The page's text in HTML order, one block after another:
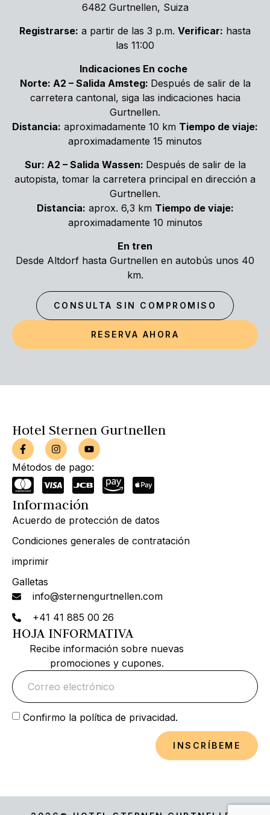
6482 Gurtnellen, Suiza
Registrarse: a partir de las 3 p.m. Verificar: hasta
las 11:00
Indicaciones En coche
Norte: A2 – Salida Amsteg: Después de salir de la
carretera cantonal, siga las indicaciones hacia
Gurtnellen.
Distancia: aproximadamente 10 km Tiempo de viaje:
aproximadamente 15 minutos
Sur: A2 – Salida Wassen: Después de salir de la
autopista, tomar la carretera principal en dirección a
Gurtnellen.
Distancia: aprox. 6,3 km Tiempo de viaje:
aproximadamente 10 minutos
En tren
Desde Altdorf hasta Gurtnellen en autobús unos 40
km.
CONSULTA SIN COMPROMISO
RESERVA AHORA
Hotel Sternen Gurtnellen
Métodos de pago:
Información
Acuerdo de protección de datos
Condiciones generales de contratación
imprimir
Galletas
info@sternengurtnellen.com
+41 41 885 00 26
HOJA INFORMATIVA
Recibe información sobre nuevas
promociones y cupones.
Confirmo la política de privacidad.
INSCRÍBEME